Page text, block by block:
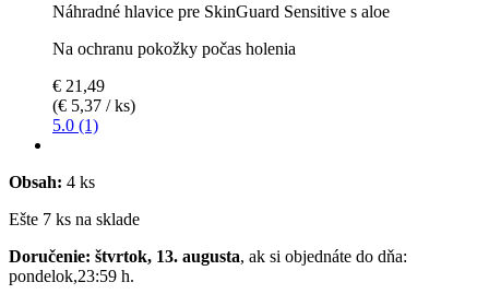
Náhradné hlavice pre SkinGuard Sensitive s aloe
Na ochranu pokožky počas holenia
€ 21,49
(€ 5,37 / ks)
5.0 (1)
Obsah: 4 ks
Ešte 7 ks na sklade
Doručenie: štvrtok, 13. augusta, ak si objednáte do dňa:
pondelok,23:59 h.